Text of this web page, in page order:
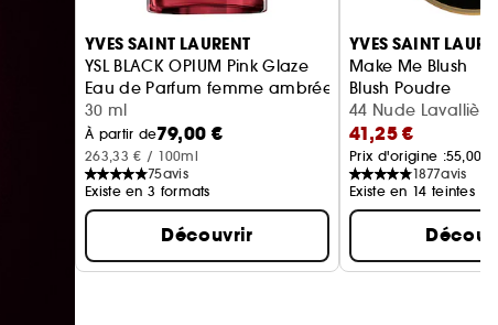
Ignorer le carrousel produits
YVES SAINT LAURENT
YSL BLACK OPIUM Pink Glaze
Eau de Parfum femme ambrée florale & note de
30 ml
À partir de79,00 €
263,33 € / 100ml
75avis
Existe en 3 formats
Découvrir
YVES SAINT
Make Me Blush
Blush Poudre
44 Nude
41,25 €
Prix d'origine :55,00 €
1877avis
Existe en 14 teintes